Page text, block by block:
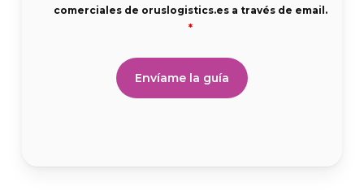
comerciales de oruslogistics.es a través de email.
*